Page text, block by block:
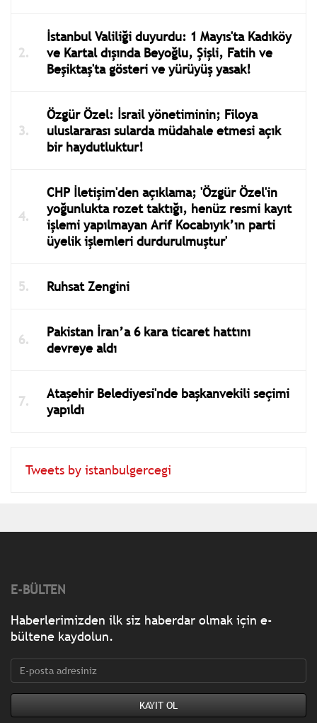
İstanbul Valiliği duyurdu: 1 Mayıs'ta Kadıköy
ve Kartal dışında Beyoğlu, Şişli, Fatih ve
Beşiktaş'ta gösteri ve yürüyüş yasak!
Özgür Özel: İsrail yönetiminin; Filoya
uluslararası sularda müdahale etmesi açık
bir haydutluktur!
CHP İletişim'den açıklama; 'Özgür Özel'in
yoğunlukta rozet taktığı, henüz resmi kayıt
işlemi yapılmayan Arif Kocabıyık’ın parti
üyelik işlemleri durdurulmuştur'
Ruhsat Zengini
Pakistan İran’a 6 kara ticaret hattını
devreye aldı
Ataşehir Belediyesi'nde başkanvekili seçimi
yapıldı
Tweets by istanbulgercegi
E-BÜLTEN
Haberlerimizden ilk siz haberdar olmak için e-
bültene kaydolun.